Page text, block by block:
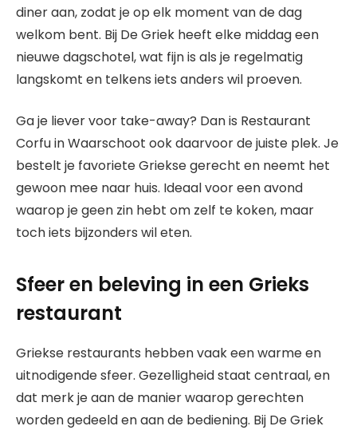
diner aan, zodat je op elk moment van de dag
welkom bent. Bij De Griek heeft elke middag een
nieuwe dagschotel, wat fijn is als je regelmatig
langskomt en telkens iets anders wil proeven.
Ga je liever voor take-away? Dan is Restaurant
Corfu in Waarschoot ook daarvoor de juiste plek. Je
bestelt je favoriete Griekse gerecht en neemt het
gewoon mee naar huis. Ideaal voor een avond
waarop je geen zin hebt om zelf te koken, maar
toch iets bijzonders wil eten.
Sfeer en beleving in een Grieks
restaurant
Griekse restaurants hebben vaak een warme en
uitnodigende sfeer. Gezelligheid staat centraal, en
dat merk je aan de manier waarop gerechten
worden gedeeld en aan de bediening. Bij De Griek